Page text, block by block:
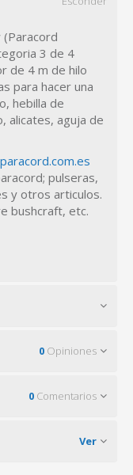
3 de 4
de 4 m de hilo
para hacer una
hebilla de
alicates, aguja de
pulseras,
y otros articulos.
bushcraft, etc.
0 Opiniones
0 Comentarios
Ver